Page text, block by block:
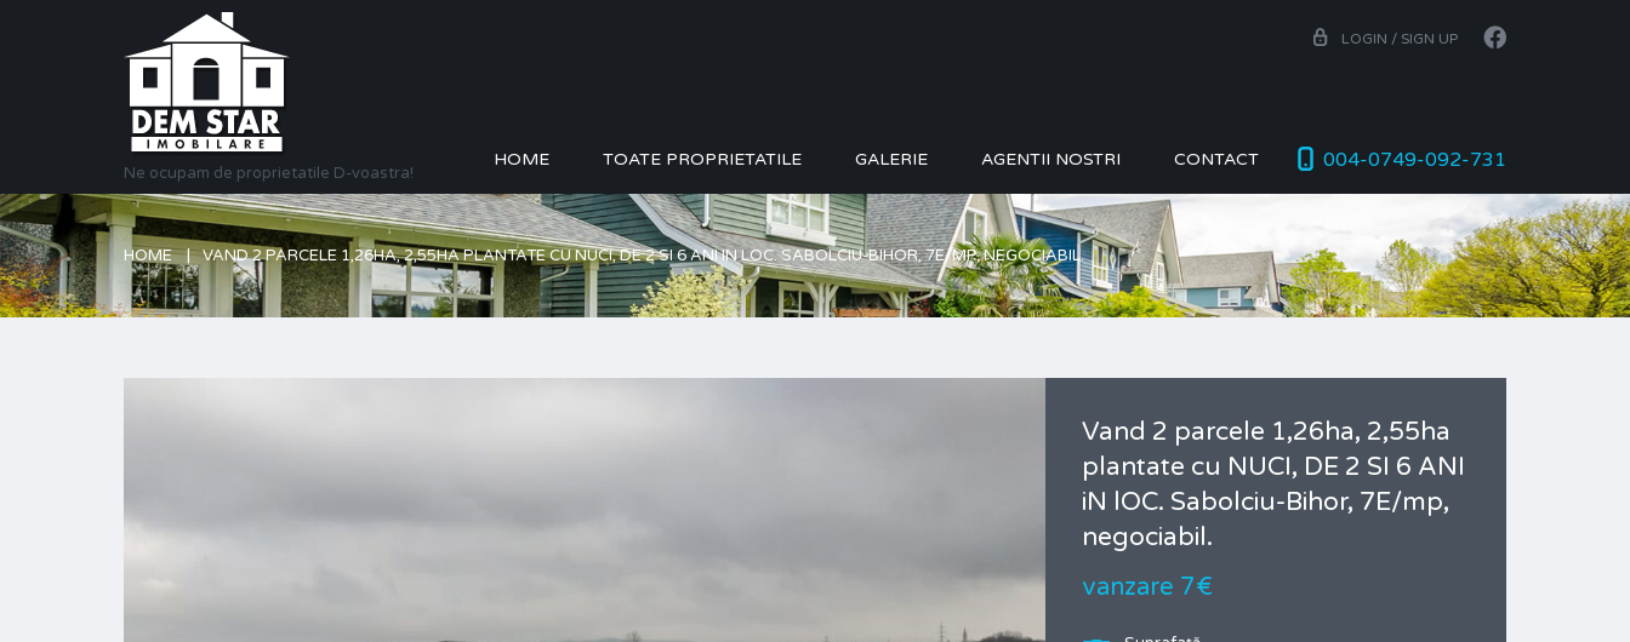
Ne ocupam de proprietatile D-voastra!
LOGIN / SIGN UP
004-0749-092-731
HOME TOATE PROPRIETATILE GALERIE AGENTII NOSTRI CONTACT
HOME VAND 2 PARCELE 1,26HA, 2,55HA PLANTATE CU NUCI, DE 2 SI 6 ANI IN LOC. SABOLCIU-BIHOR, 7E/MP, NEGOCIABIL.
Vand 2 parcele 1,26ha, 2,55ha
plantate cu NUCI, DE 2 SI 6 ANI
iN lOC. Sabolciu-Bihor, 7E/mp,
negociabil.
vanzare 7€